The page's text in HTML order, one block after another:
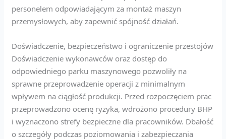
personelem odpowiadającym za montaż maszyn
przemysłowych, aby zapewnić spójność działań.
Doświadczenie, bezpieczeństwo i ograniczenie przestojów
Doświadczenie wykonawców oraz dostęp do
odpowiedniego parku maszynowego pozwoliły na
sprawne przeprowadzenie operacji z minimalnym
wpływem na ciągłość produkcji. Przed rozpoczęciem prac
przeprowadzono ocenę ryzyka, wdrożono procedury BHP
i wyznaczono strefy bezpieczne dla pracowników. Dbałość
o szczegóły podczas poziomowania i zabezpieczania